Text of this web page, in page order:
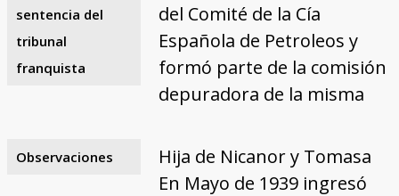
sentencia del
tribunal
franquista
del Comité de la Cía
Española de Petroleos y
formó parte de la comisión
depuradora de la misma
Observaciones
Hija de Nicanor y Tomasa
En Mayo de 1939 ingresó